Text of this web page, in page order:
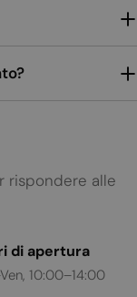
rispondere alle
di apertura
10:00–14:00